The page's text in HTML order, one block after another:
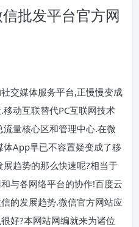
批发平台官方网
媒体服务平台,正慢慢变成
动互联替代PC互联网技术
量核心区和管理中心.在微
App早已不容置疑变成了移
趋势的那么快速呢?相当于
与各网络平台的协作!百度云
的发展趋势.微信官方网站应
好?本网站网编就来为诸位